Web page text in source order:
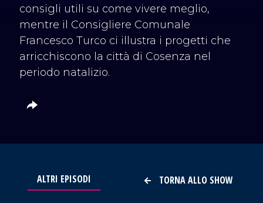
consigli utili su come vivere meglio,
mentre il Consigliere Comunale
Francesco Turco ci illustra i progetti che
arricchiscono la città di Cosenza nel
periodo natalizio.
TORNA ALLO SHOW
ALTRI EPISODI
VAI AL TITOLO